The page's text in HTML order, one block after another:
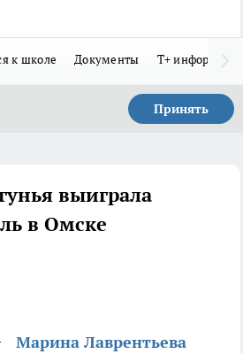
к школе Документы Т+
Принять
выиграла
в Омске
Марина Лаврентьева